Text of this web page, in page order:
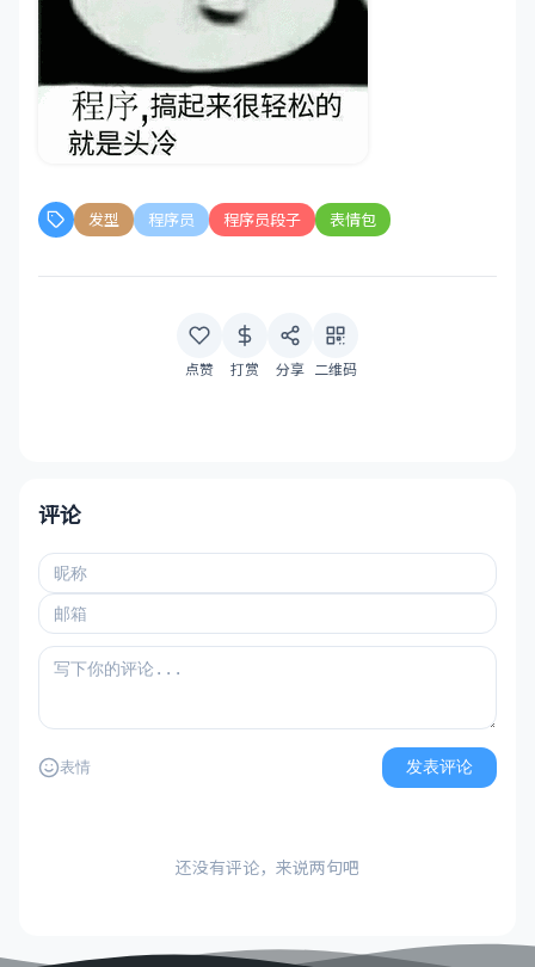
发型 程序员 程序员段子 表情包
点赞 打赏 分享 二维码
评论
表情 发表评论
还没有评论，来说两句吧